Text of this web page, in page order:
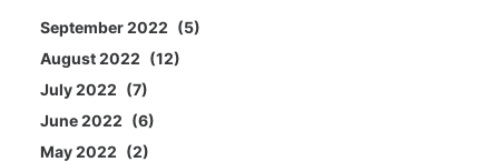
September 2022
5
August 2022
12
July 2022
7
June 2022
6
May 2022
2